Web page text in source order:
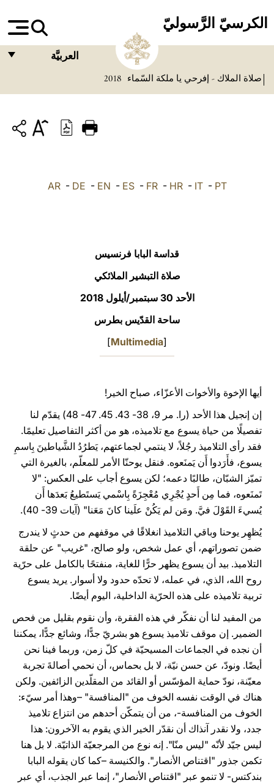
الكرسيّ الرَّسوليّ
العربيَّة
ITALIANO
صلاة الملاك - إفرحي يا ملكة السّماء 2018
AR- DE - EN - ES- FR- HR- IT- PT
قداسة البابا فرنسيس
صلاة التبشير الملائكي
الأحد 30 سبتمبر/أيلول 2018
ساحة القدّيس بطرس
[
Multimedia
]
أيها الإخوة والأخوات الأعزّاء، صباح الخير!
إن إنجيل هذا الأحد (را. مر 9، 38- 43. 45. 47- 48) يقدّم لنا
تفصيلًا من حياة يسوع مع تلاميذه، هو من أكثر التفاصيل تعليمًا.
فقد رأى التلاميذ رجُلاً، لا ينتمي لجماعتهم، يَطرُدُ الشَّياطينَ بِاسمِ
يسوع، فأَرَدوا أَن يَمنَعوه. فنقل يوحنّا الأمر للمعلّم، بالغيرة التي
تميّز الشبّان، طالبًا دعمه؛ لكن يسوع أجاب على العكس: "لا
تَمنَعوه، فما مِن أَحدٍ يُجْرِي مُعْجِزَةً بِاسْمي يَستَطيعُ بَعدَها أَن
يُسيءَ القَوْلَ فيَّ. ومَن لم يَكُنْ علَينا كانَ مَعَنا" (آيات 39- 40).
يُظهِر يوحنا وباقي التلاميذ انغلاقًا في موقفهم من حدثٍ لا يندرج
ضمن تصوراتهم، أي عمل شخص، ولو صالح، "غريب" عن حلقة
التلاميذ. بيد أن يسوع يظهر حرًّا للغاية، منفتحًا بالكامل على حرّية
روح الله، الذي، في عمله، لا تحدّه حدود ولا أسوار. يريد يسوع
تربية تلاميذه على هذه الحرّية الداخلية، اليوم أيضًا.
من المفيد لنا أن نفكّر في هذه الفقرة، وأن نقوم بقليل من فحص
الضمير. إن موقف تلاميذ يسوع هو بشريّ جدًّا، وشائع جدًّا، يمكننا
أن نجده في الجماعات المسيحيّة في كلّ زمن، وربما فينا نحن
أيضًا. ونودّ، عن حسن نيّة، لا بل بحماس، أن نحمي أصالةَ تجربة
معيّنة، نودّ حماية المؤسّس أو القائد من المقلّدين الزائفين. ولكن
هناك في الوقت نفسه الخوف من "المنافسة" –وهذا أمر سيّء:
الخوف من المنافسة-، من أن يتمكّن أحدهم من انتزاع تلاميذ
جدد، ولا نقدر آنذاك أن نقدّر الخير الذي يقوم به الآخرون: هذا
ليس جيّد لأنّه "ليس منّا". إنه نوع من المرجعيّة الذاتيّة. لا بل هنا
تكمن جذور "اقتناص الأنصار". والكنيسة –كما كان يقوله البابا
بندكتس- لا تنمو عبر "اقتناص الأنصار"، إنما عبر الجذب، أي عبر